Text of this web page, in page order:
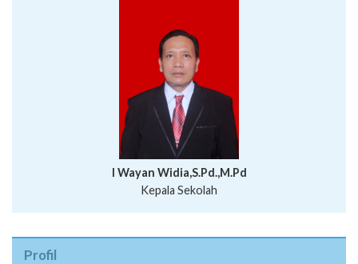
I Wayan Widia,S.Pd.,M.Pd
Kepala Sekolah
Profil